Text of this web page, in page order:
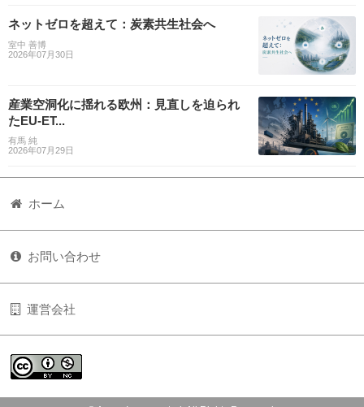
ネットゼロを超えて：炭素共生社会へ
室中 善博
2026年07月30日
産業空洞化に揺れる欧州：見直しを迫られ
たEU-ET...
有馬 純
2026年07月29日
ホーム
お問い合わせ
運営会社